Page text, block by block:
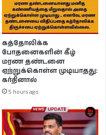
கத்தோலிக்க
போதனைகளின் கீழ்
மரண தண்டனை
ஏற்றுக்கொள்ள முடியாதது:
கர்தினால்
5 hours ago